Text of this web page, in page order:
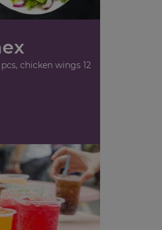
chicken wings 12